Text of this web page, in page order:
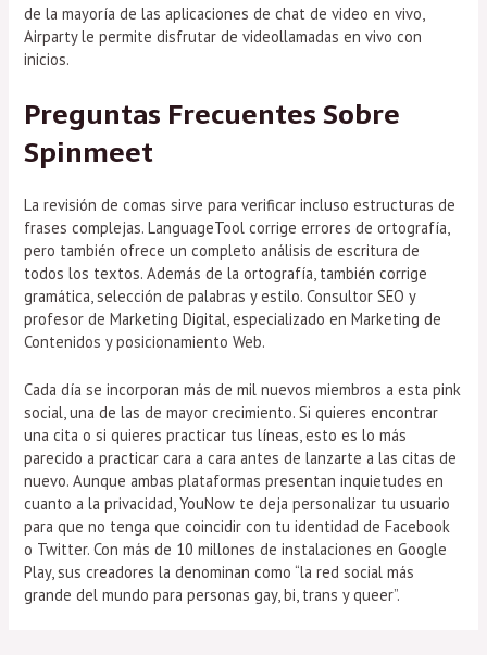
de la mayoría de las aplicaciones de chat de video en vivo,
Airparty le permite disfrutar de videollamadas en vivo con
inicios.
Preguntas Frecuentes Sobre
Spinmeet
La revisión de comas sirve para verificar incluso estructuras de
frases complejas. LanguageTool corrige errores de ortografía,
pero también ofrece un completo análisis de escritura de
todos los textos. Además de la ortografía, también corrige
gramática, selección de palabras y estilo. Consultor SEO y
profesor de Marketing Digital, especializado en Marketing de
Contenidos y posicionamiento Web.
Cada día se incorporan más de mil nuevos miembros a esta pink
social, una de las de mayor crecimiento. Si quieres encontrar
una cita o si quieres practicar tus líneas, esto es lo más
parecido a practicar cara a cara antes de lanzarte a las citas de
nuevo. Aunque ambas plataformas presentan inquietudes en
cuanto a la privacidad, YouNow te deja personalizar tu usuario
para que no tenga que coincidir con tu identidad de Facebook
o Twitter. Con más de 10 millones de instalaciones en Google
Play, sus creadores la denominan como “la red social más
grande del mundo para personas gay, bi, trans y queer”.